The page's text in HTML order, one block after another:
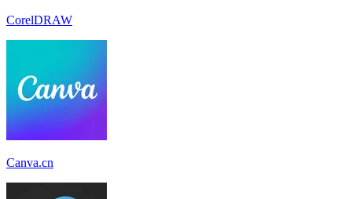
CorelDRAW
Canva.cn